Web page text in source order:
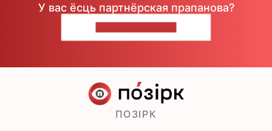
У вас ёсць партнёрская прапанова?
ПОЗІРК